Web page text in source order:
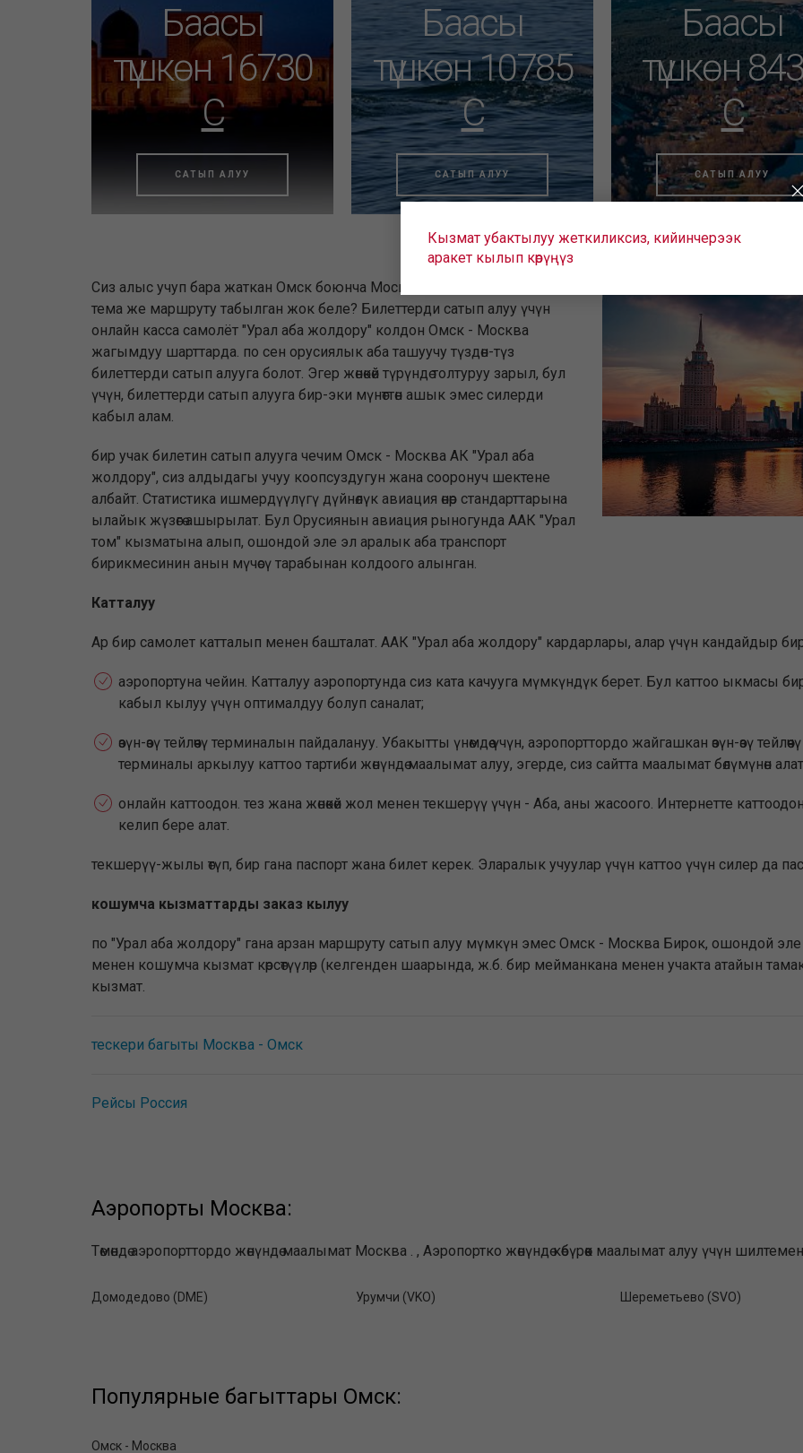
Баасы
түшкөн 16730
C
САТЫП АЛУУ
Баасы
түшкөн 10785
C
САТЫП АЛУУ
Баасы
түшкөн
C
САТЫП АЛУУ
Сиз алыс учуп бара жаткан Омск боюнча Москва Бирок биз дагы бир
тема же маршруту табылган жок беле? Билеттерди сатып алуу үчүн
онлайн касса самолёт "Урал аба жолдору" колдон Омск - Москва
жагымдуу шарттарда. по сен орусиялык аба ташуучу түздөн-түз
билеттерди сатып алууга болот. Эгер жөнөкөй түрүндө толтуруу зарыл, бул
үчүн, билеттерди сатып алууга бир-эки мүнөттөн ашык эмес силерди
кабыл алам.
бир учак билетин сатып алууга чечим Омск - Москва АК "Урал аба
жолдору", сиз алдыдагы учуу коопсуздугун жана сооронуч шектене
албайт. Статистика ишмердүүлүгү дүйнөлүк авиация өнөр стандарттарына
ылайык жүзөгө ашырылат. Бул Орусиянын авиация рыногунда ААК "Урал
том" кызматына алып, ошондой эле эл аралык аба транспорт
бирикмесинин анын мүчөсү тарабынан колдоого алынган.
Катталуу
Ар бир самолет катталып менен башталат. ААК "Урал аба жолдору" кардарлары, алар үчүн кандайдыр
аэропортуна чейин. Катталуу аэропортунда сиз ката качууга мүмкүндүк берет. Бул каттоо ыкмасы
кабыл кылуу үчүн оптималдуу болуп саналат;
өзүн-өзү тейлөөчү терминалын пайдалануу. Убакытты үнөмдөө үчүн, аэропорттордо жайгашкан өзүн-өзү
терминалы аркылуу каттоо тартиби жөнүндө маалымат алуу, эгерде, сиз сайтта маалымат бөлүмүнөн
онлайн каттоодон. тез жана жөнөкөй жол менен текшерүү үчүн - Аба, аны жасоого. Интернетте
келип бере алат.
текшерүү-жылы өтүп, бир гана паспорт жана билет керек. Эларалык учуулар үчүн каттоо үчүн силер да
кошумча кызматтарды заказ кылуу
по "Урал аба жолдору" гана арзан маршруту сатып алуу мүмкүн эмес Омск - Москва Бирок, ошондой
менен кошумча кызмат көрсөтүүлөр (келгенден шаарында, ж.б. бир мейманкана менен учакта атайын
кызмат.
тескери багыты Москва - Омск
Рейсы Россия
Аэропорты Москва:
Төмөндө аэропорттордо жөнүндө маалымат Москва . , Аэропортко жөнүндө көбүрөөк маалымат алуу үчүн
Домодедово (DME) Урумчи (VKO) Шереметьево (SVO)
Популярные багыттары Омск:
Омск - Москва
Кызмат убактылуу жеткиликсиз, кийинчерээк
аракет кылып көрүңүз